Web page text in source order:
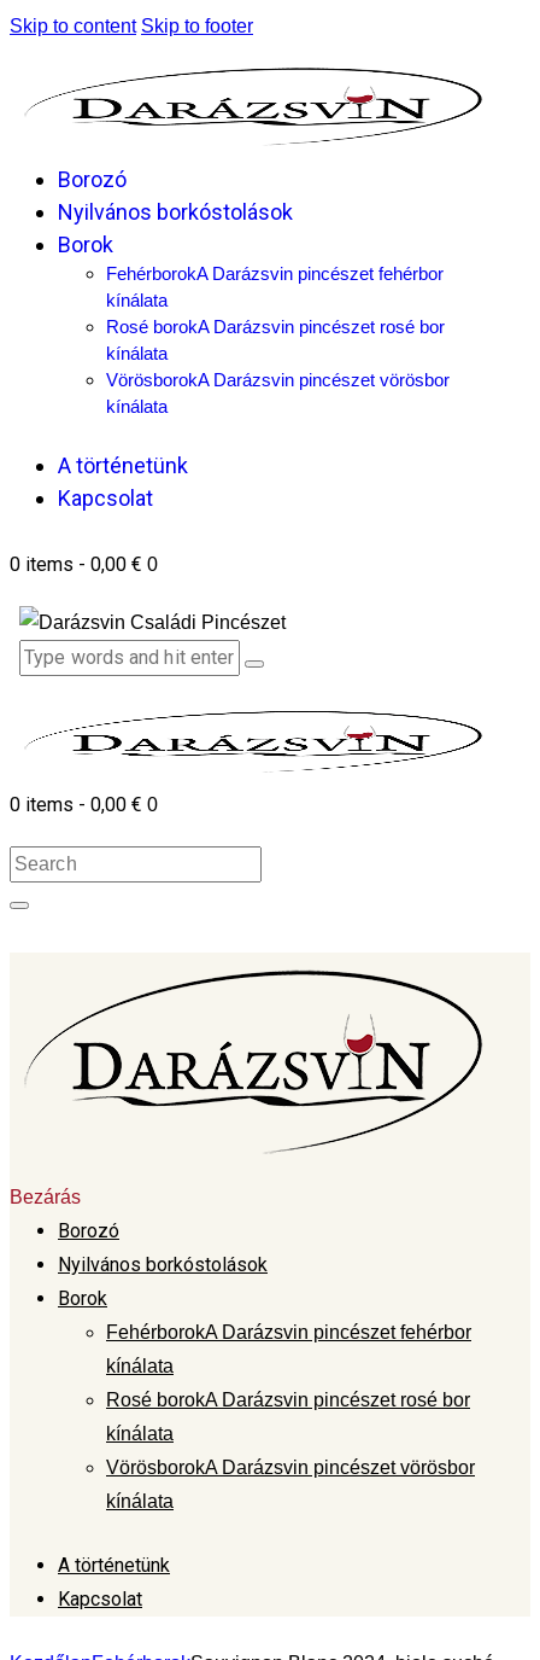
Skip to content Skip to footer
Borozó
Nyilvános borkóstolások
Borok
FehérborokA Darázsvin pincészet fehérbor
kínálata
Rosé borokA Darázsvin pincészet rosé bor
kínálata
VörösborokA Darázsvin pincészet vörösbor
kínálata
A történetünk
Kapcsolat
0 items - 0,00 € 0
0 items - 0,00 € 0
Bezárás
Borozó
Nyilvános borkóstolások
Borok
FehérborokA Darázsvin pincészet fehérbor
kínálata
Rosé borokA Darázsvin pincészet rosé bor
kínálata
VörösborokA Darázsvin pincészet vörösbor
kínálata
A történetünk
Kapcsolat